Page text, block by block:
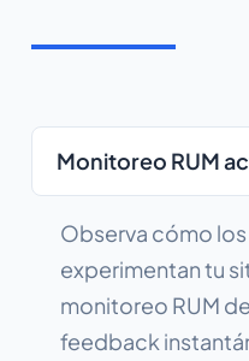
Monitoreo RUM
Observa cómo
experimentan tu
monitoreo RUM
feedback